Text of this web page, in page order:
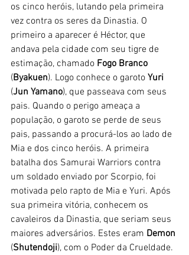
os cinco heróis, lutando pela primeira
vez contra os seres da Dinastia. O
primeiro a aparecer é Héctor, que
andava pela cidade com seu tigre de
estimação, chamado Fogo Branco
(Byakuen). Logo conhece o garoto Yuri
(Jun Yamano), que passeava com seus
pais. Quando o perigo ameaça a
população, o garoto se perde de seus
pais, passando a procurá-los ao lado de
Mia e dos cinco heróis. A primeira
batalha dos Samurai Warriors contra
um soldado enviado por Scorpio, foi
motivada pelo rapto de Mia e Yuri. Após
sua primeira vitória, conhecem os
cavaleiros da Dinastia, que seriam seus
maiores adversários. Estes eram Demon
(Shutendoji), com o Poder da Crueldade.